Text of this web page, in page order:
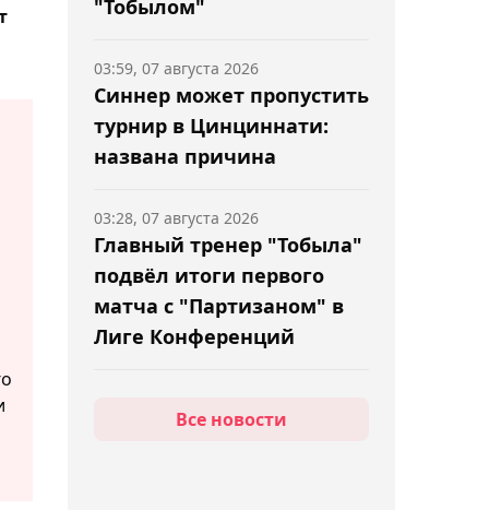
"Тобылом"
Синнер может пропустить
турнир в Цинциннати:
названа причина
03:59, 07 августа 2026
Главный тренер "Тобыла"
подвёл итоги первого
матча с "Партизаном" в
Лиге Конференций
03:28, 07 августа 2026
Царукян может получить
Все новости